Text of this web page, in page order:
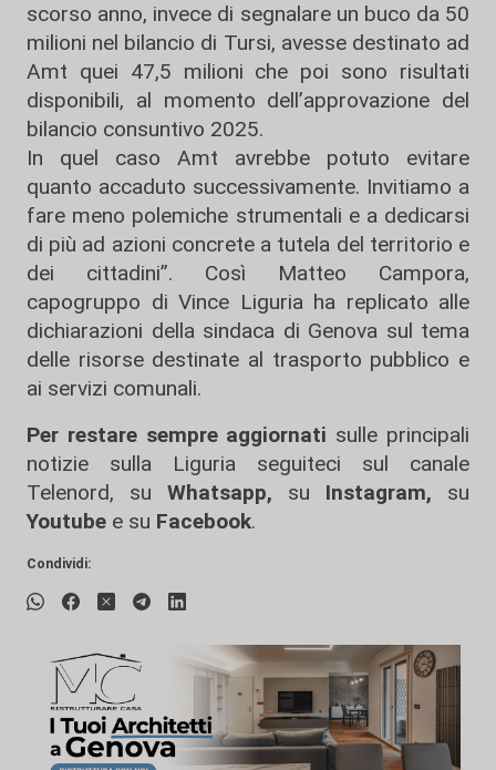
scorso anno, invece di segnalare un buco da 50
milioni nel bilancio di Tursi, avesse destinato ad
Amt quei 47,5 milioni che poi sono risultati
disponibili, al momento dell’approvazione del
bilancio consuntivo 2025.
In quel caso Amt avrebbe potuto evitare
quanto accaduto successivamente. Invitiamo a
fare meno polemiche strumentali e a dedicarsi
di più ad azioni concrete a tutela del territorio e
dei cittadini”. Così Matteo Campora,
capogruppo di Vince Liguria ha replicato alle
dichiarazioni della sindaca di Genova sul tema
delle risorse destinate al trasporto pubblico e
ai servizi comunali.
Per restare sempre aggiornati sulle principali
notizie sulla Liguria seguiteci sul canale
Telenord, su
Whatsapp, su Instagram, su
Youtube e su Facebook.
Condividi: